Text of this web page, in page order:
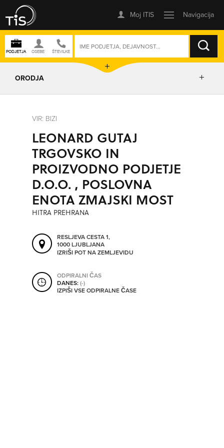
ISKANJE
SO ODPRTA V
ORODJA
IZRIŠI POT
POŠLJI SMS
ORODJA
SHRANI V MOJ ITIS
VIR: BIZI
LEONARD GUTAJ
TRGOVSKO IN
PROIZVODNO PODJETJE
D.O.O. , POSLOVNA
ENOTA ZMAJSKI MOST
HITRA PREHRANA
RESLJEVA CESTA 1,
1000 LJUBLJANA
IZRIŠI POT NA ZEMLJEVIDU
ODPIRALNI ČAS
DANES:(-)
IZPIŠI VSE ODPIRALNE ČASE